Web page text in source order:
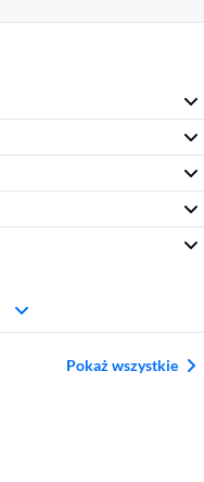
Pokaż wszystkie